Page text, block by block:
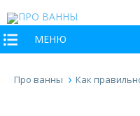
МЕНЮ
Про ванны Как